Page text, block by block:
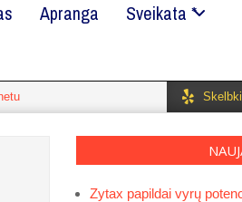
Apranga
Sveikata *
Zytax papildai vyrų